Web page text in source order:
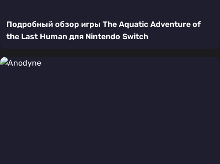
Подробный обзор игры The Aquatic Adventure of
the Last Human для Nintendo Switch